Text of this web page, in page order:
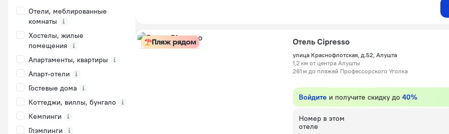
Отели, меблированные
комнаты
Хостелы, жилые
помещения
Апартаменты, квартиры
Апарт-отели
Гостевые дома
Коттеджи, виллы, бунгало
Кемпинги
Глэмпинги
Пляж рядом Отель Cipresso
улица Краснофлотская, д.52, Алушта
1,2 км от центра Алушты
261 м до пляжей Профессорского Уголка
Войдите и получите скидку до 40%
Номер в этом
отеле